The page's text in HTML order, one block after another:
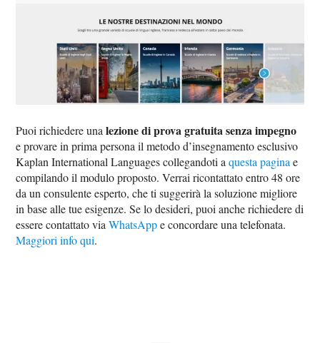
Puoi richiedere unalezione di prova gratuita senza impegno
e provare in prima persona il metodo d’insegnamento esclusivo
Kaplan International Languages collegandoti aquesta pagina e
compilando il modulo proposto. Verrai ricontattato entro 48 ore
da un consulente esperto, che ti suggerirà la soluzione migliore
in base alle tue esigenze. Se lo desideri, puoi anche richiedere di
essere contattato viaWhatsAppe concordare una telefonata.
Maggiori info qui.